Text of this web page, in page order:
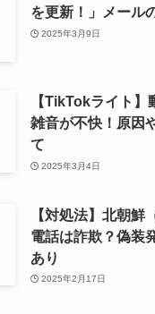
を更新！」メール
2025年3月9日
【TikTokライト】
雑音が不快！原因
て
2025年3月4日
【対処法】北朝鮮
電話は詐欺？偽装
あり
2025年2月17日